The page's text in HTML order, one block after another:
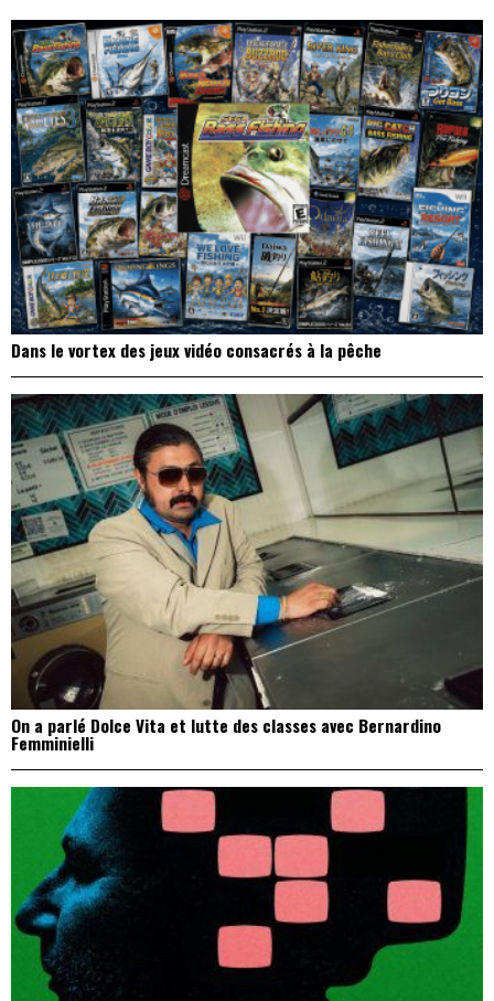
Dans le vortex des jeux vidéo consacrés à la pêche
On a parlé Dolce Vita et lutte des classes avec Bernardino
Femminielli